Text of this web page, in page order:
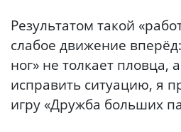
Результатом такой
слабое движение
ног» не толкает пловца,
исправить ситуацию, я
игру «Дружба больших